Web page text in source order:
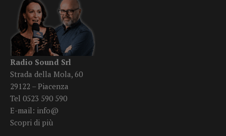
Radio Sound Srl
Strada della Mola, 60
29122 – Piacenza
Tel 0523 590 590
E-mail: info@
Scopri di più